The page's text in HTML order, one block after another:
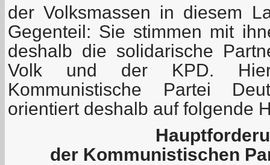
der Volksmassen in diesem
Gegenteil: Sie stimmen mit
deshalb die solidarische
Volk und der KPD.
Kommunistische Partei
orientiert deshalb auf folgende
der Kommunistischen